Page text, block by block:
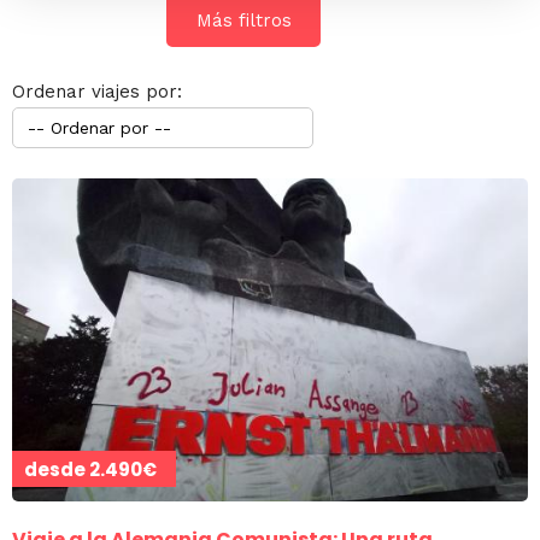
Más filtros
Ordenar viajes por:
desde2.490€